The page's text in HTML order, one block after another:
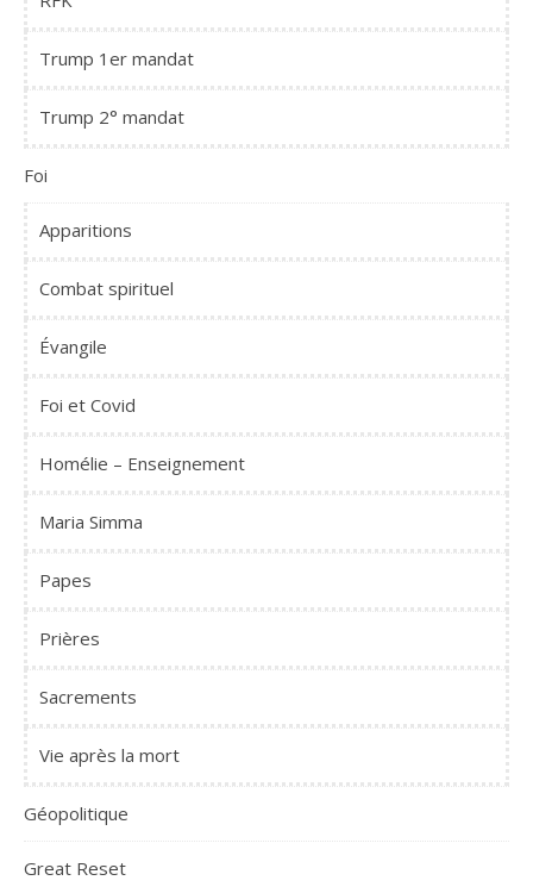
Trump 1er mandat
Trump 2° mandat
Foi
Apparitions
Combat spirituel
Évangile
Foi et Covid
Homélie – Enseignement
Maria Simma
Papes
Prières
Sacrements
Vie après la mort
Géopolitique
Great Reset